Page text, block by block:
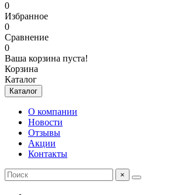
0
Избранное
0
Сравнение
0
Ваша корзина пуста!
Корзина
Каталог
Каталог
О компании
Новости
Отзывы
Акции
Контакты
×